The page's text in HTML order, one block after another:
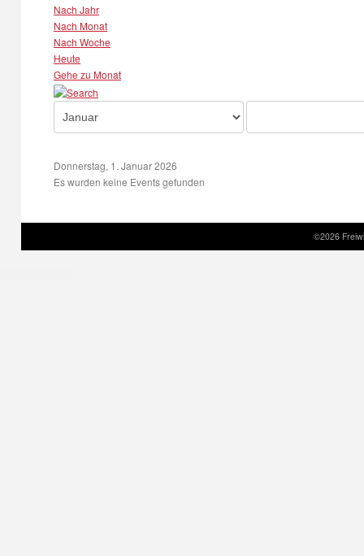
Nach Jahr
Nach Monat
Nach Woche
Heute
Gehe zu Monat
Donnerstag, 1. Januar 2026
Es wurden keine Events gefunden
©2026